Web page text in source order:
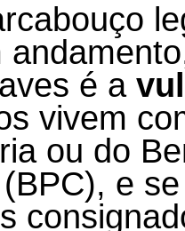
é a
vivem
ou do
e